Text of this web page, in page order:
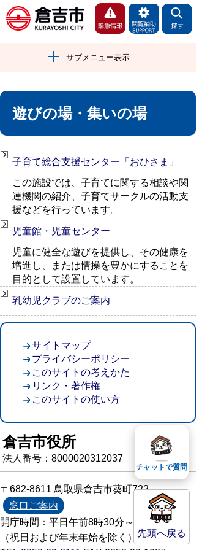
サブメニュー表示
遊びの場・集いの場
子育て総合支援センター「おひさま」
この施設では、子育てに関する相談や関
連機関の紹介、子育てサークルの活動支
援などを行っています。
児童館・児童センター
児童に健全な遊びを提供し、その健康を
増進し、または情操を豊かにすることを
目的として設置しています。
乳幼児クラブのご案内
先頭へ戻る
サイトマップ
プライバシーポリシー
このサイトの考えかた
リンク・著作権
このサイトの使い方
倉吉市役所
法人番号：8000020312037
〒682-8611 鳥取県倉吉市葵町722
窓口ご案内
開庁時間：平日午前8時30分～午後5時15分
（祝日および年末年始を除く）
チャットで質問